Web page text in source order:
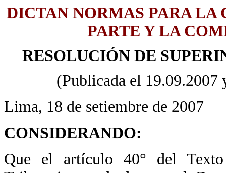
DICTAN NORMAS PARA LA
PARTE Y LA
RESOLUCIÓN DE
(Publicada el
Lima, 18 de setiembre de 2007
CONSIDERANDO:
Que el artículo 40° del